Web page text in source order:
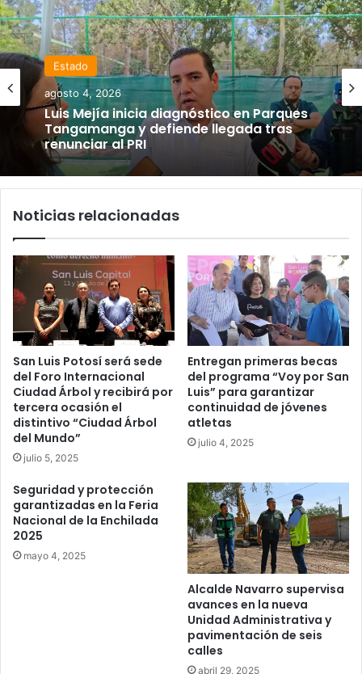
Estado
agosto 4, 2026
Luis Mejía inicia diagnóstico en Parques
Tangamanga y defiende llegada tras
renunciar al PRI
Noticias relacionadas
San Luis Potosí será sede
del Foro Internacional
Ciudad Árbol y recibirá por
tercera ocasión el
distintivo “Ciudad Árbol
del Mundo”
julio 5, 2025
Entregan primeras becas
del programa “Voy por San
Luis” para garantizar
continuidad de jóvenes
atletas
julio 4, 2025
Seguridad y protección
garantizadas en la Feria
Nacional de la Enchilada
2025
mayo 4, 2025
Alcalde Navarro supervisa
avances en la nueva
Unidad Administrativa y
pavimentación de seis
calles
abril 29, 2025